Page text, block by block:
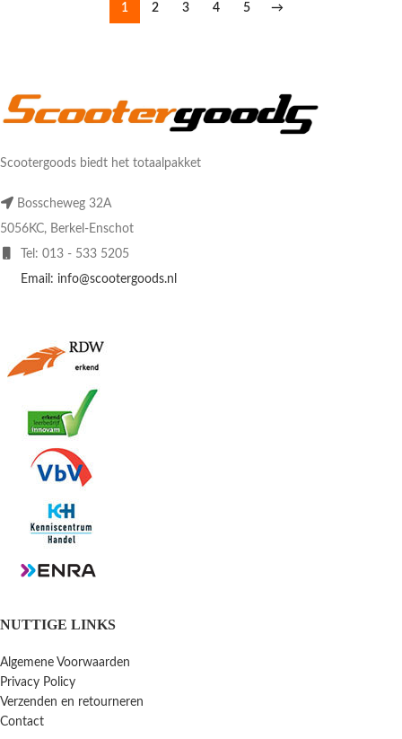
1 2 3 4 5 →
Scootergoods biedt het totaalpakket
Bosscheweg 32A
5056KC, Berkel-Enschot
Tel: 013 - 533 5205
Email: info@scootergoods.nl
NUTTIGE LINKS
Algemene Voorwaarden
Privacy Policy
Verzenden en retourneren
Contact